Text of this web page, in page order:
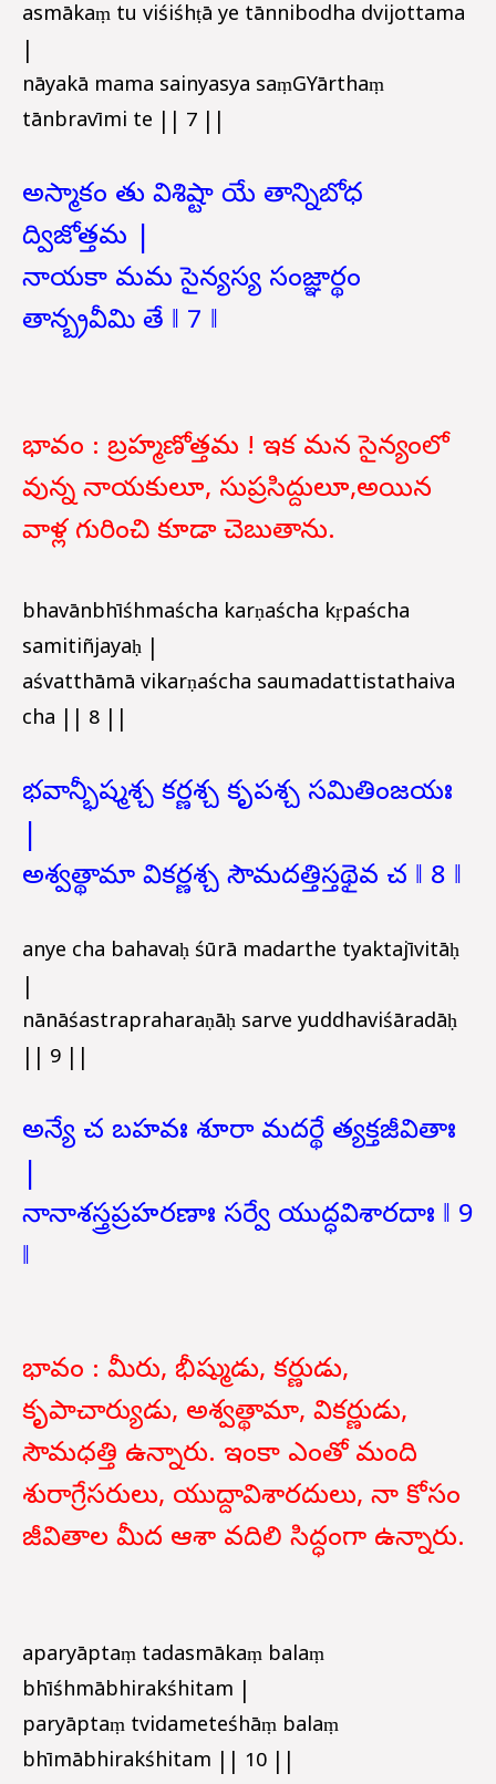
asmākaṃ tu viśiśhṭā ye tānnibodha dvijottama
nāyakā mama sainyasya saṃGYārthaṃ
tānbravīmi te || 7 ||
అస్మాకం తు విశిష్టా యే తాన్నిబోధ
ద్విజోత్తమ |
నాయకా మమ సైన్యస్య సంజ్ఞార్థం
తాన్బ్రవీమి తే ‖ 7 ‖
భావం : బ్రహ్మణోత్తమ ! ఇక మన సైన్యంలో
వున్న నాయకులూ, సుప్రసిద్దులూ,అయిన
వాళ్ల గురించి కూడా చెబుతాను.
bhavānbhīśhmaścha karṇaścha kṛpaścha
samitiñjayaḥ |
aśvatthāmā vikarṇaścha saumadattistathaiva
cha || 8 ||
భవాన్భీష్మశ్చ కర్ణశ్చ కృపశ్చ సమితింజయః
అశ్వత్థామా వికర్ణశ్చ సౌమదత్తిస్తథైవ చ ‖ 8 ‖
anye cha bahavaḥ śūrā madarthe tyaktajīvitāḥ
nānāśastrapraharaṇāḥ sarve yuddhaviśāradāḥ
|| 9 ||
అన్యే చ బహవః శూరా మదర్థే త్యక్తజీవితాః
నానాశస్త్రప్రహరణాః సర్వే యుద్ధవిశారదాః ‖ 9
‖
భావం : మీరు, భీష్ముడు, కర్ణుడు,
కృపాచార్యుడు, అశ్వత్థామా, వికర్ణుడు,
సౌమధత్తి ఉన్నారు. ఇంకా ఎంతో మంది
శురాగ్రేసరులు, యుద్దావిశారదులు, నా కోసం
జీవితాల మీద ఆశా వదిలి సిద్ధంగా ఉన్నారు.
aparyāptaṃ tadasmākaṃ balaṃ
bhīśhmābhirakśhitam |
paryāptaṃ tvidameteśhāṃ balaṃ
bhīmābhirakśhitam || 10 ||